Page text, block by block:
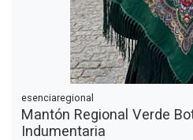
esenciaregional
Mantón Regional Verde
Indumentaria